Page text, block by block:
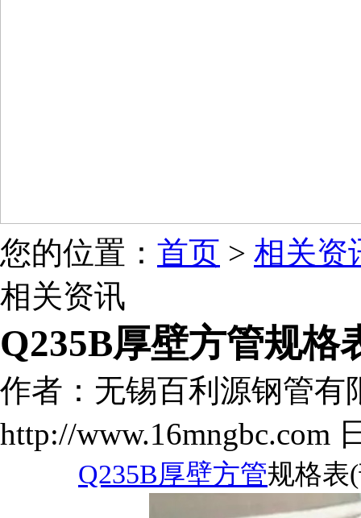
您的位置： 首页 > 相关资
相关资讯
Q235B厚壁方管规格
作者：无锡百利源钢管有
http://www.16mngbc.com
Q235B厚壁方管规格表